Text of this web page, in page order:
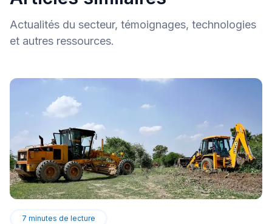
Actualités du secteur, témoignages, technologies
et autres ressources.
7 minutes de lecture